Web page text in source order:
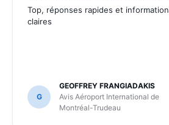
Top, réponses rapides et
claires
G
GEOFFREY FRANGIADAKIS
Avis Aéroport International de
Montréal-Trudeau